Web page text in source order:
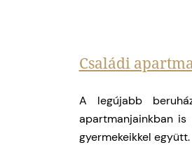
Családi
A legújabb
apartmanjainkban
gyermekeikkel együtt.